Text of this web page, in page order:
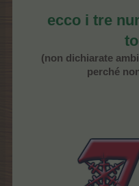
ecco i tre
(non dichiarate
perché